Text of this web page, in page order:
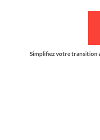
Simplifiez votre transition